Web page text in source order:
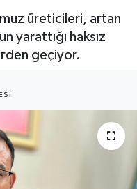
üreticileri, artan
yarattığı haksız
geçiyor.